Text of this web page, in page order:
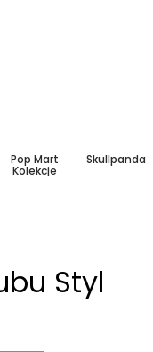
Pop Mart
Kolekcje
Skullpanda
Styl